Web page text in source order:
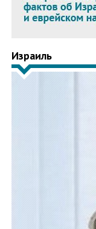
Израиль